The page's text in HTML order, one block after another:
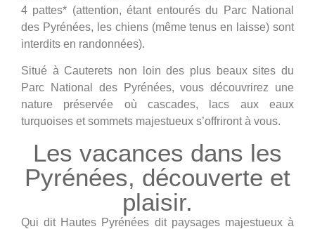
4 pattes* (attention, étant entourés du Parc National
des Pyrénées, les chiens (même tenus en laisse) sont
interdits en randonnées).
Situé à Cauterets non loin des plus beaux sites du
Parc National des Pyrénées, vous découvrirez une
nature préservée où cascades, lacs aux eaux
turquoises et sommets majestueux s’offriront à vous.
Les vacances dans les
Pyrénées, découverte et
plaisir.
Qui dit Hautes Pyrénées dit paysages majestueux à